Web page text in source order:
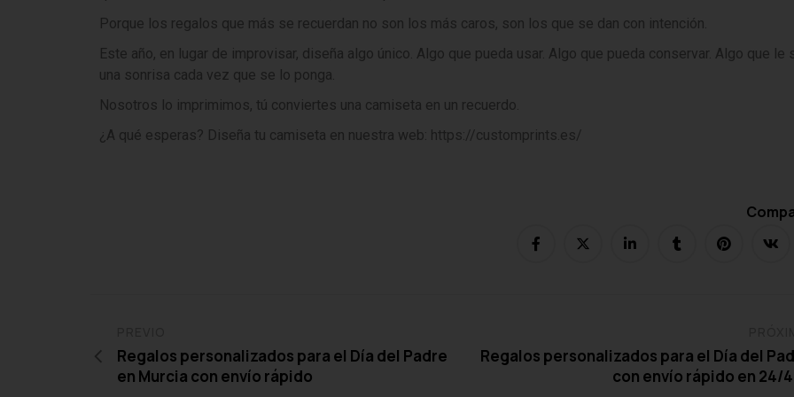
Porque los regalos que más se recuerdan no son los más caros, son los que se dan con intención.
Este año, en lugar de improvisar, diseña algo único. Algo que pueda usar. Algo que pueda conservar. Algo que le
una sonrisa cada vez que se lo ponga.
Nosotros lo imprimimos, tú conviertes una camiseta en un recuerdo.
¿A qué esperas? Diseña tu camiseta en nuestra web: https://customprints.es/
Regalos personalizados para el Día del Padre
en Murcia con envío rápido
Regalos personalizados para el Día del
con envío rápido en 24/